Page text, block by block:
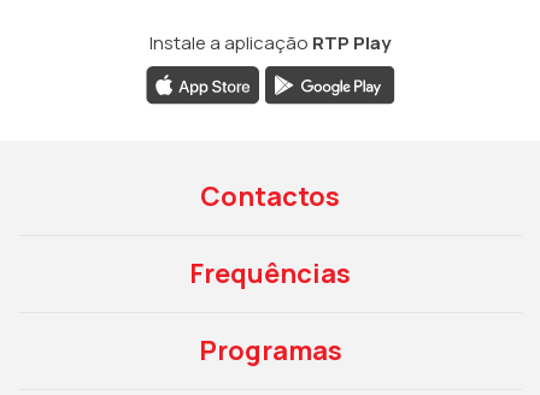
Instale a aplicação RTP Play
Contactos
Frequências
Programas